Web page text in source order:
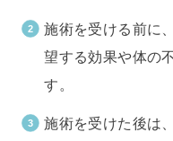
施術を受ける前に
望する効果や体の
す。
施術を受けた後は